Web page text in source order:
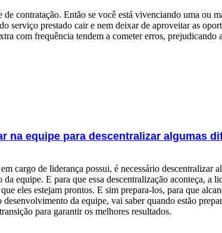
contratação. Então se você está vivenciando uma ou
serviço prestado cair e nem deixar de aproveitar as
com frequência tendem a cometer erros,
na equipe para descentralizar algumas
cargo de liderança possui, é necessário descentralizar
equipe. E para que essa descentralização aconteça, a
eles estejam prontos. E sim prepara-los, para que
da equipe, vai saber quando estão
para garantir os melhores resultados.